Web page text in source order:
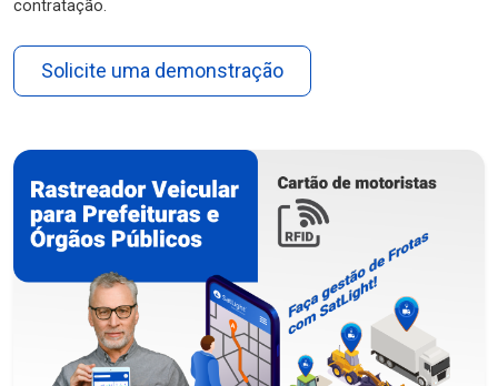
contratação.
Solicite uma demonstração